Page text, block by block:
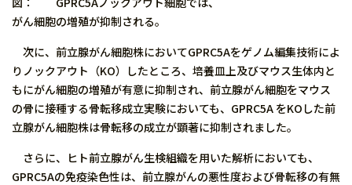
がん細胞の増殖が抑制される。
次に、前立腺がん細胞株においてGPRC5Aをゲノム編集技術によ
りノックアウト（KO）したところ、培養皿上及びマウス生体内と
もにがん細胞の増殖が有意に抑制され、前立腺がん細胞をマウス
の骨に接種する骨転移成立実験においても、GPRC5A をKOした前
立腺がん細胞株は骨転移の成立が顕著に抑制されました。
さらに、ヒト前立腺がん生検組織を用いた解析においても、
GPRC5Aの免疫染色性は、前立腺がんの悪性度および骨転移の有無